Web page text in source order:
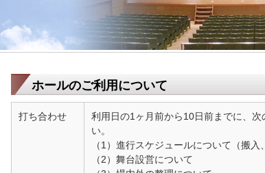
ホールのご利用について
打ち合わせ
利用日の1ヶ月前から10日前までに、
い。
（1）進行スケジュールについて（搬
（2）舞台設営について